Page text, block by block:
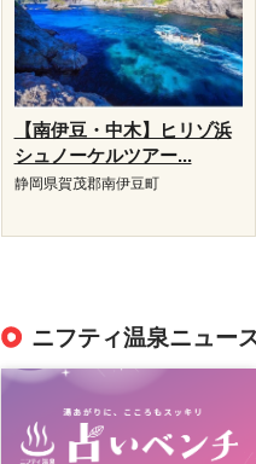
【南伊豆・中木】ヒリゾ浜
シュノーケルツアー...
静岡県賀茂郡南伊豆町
ニフティ温泉ニュー